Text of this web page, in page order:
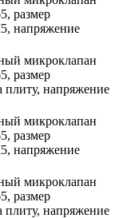
размер
напряжение
микроклапан
размер
плиту, напряжение
микроклапан
размер
напряжение
микроклапан
размер
плиту, напряжение